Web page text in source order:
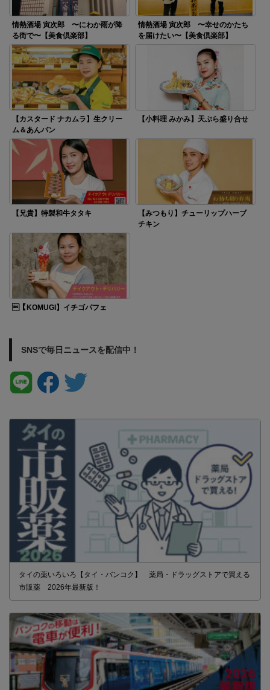
情熱酒場 寅次郎 〜にわか雨が降
る街で〜【美食倶楽部】
情熱酒場 寅次郎 〜幸せのかたち
を届けたい〜【美食倶楽部】
【カスタード ナカムラ】生クリー
ム＆あんパン
【小料理 みかみ】天ぷら盛り合せ
【兄貴】特製和牛タタキ
【みつもり】チューリップハーブ
チキン
【KOMUGI】イチゴパフェ
SNSで毎日ニュースを配信中！
タイの薬いろいろ【タイ・バンコク】 薬局・ドラッグストアで買える
市販薬 2026年最新版！